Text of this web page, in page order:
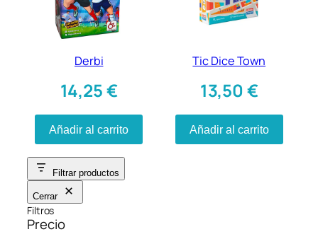
Derbi
14,25€
Añadir al carrito
Tic Dice Town
13,50€
Añadir al carrito
Filtrar productos
Cerrar
Filtros
Precio